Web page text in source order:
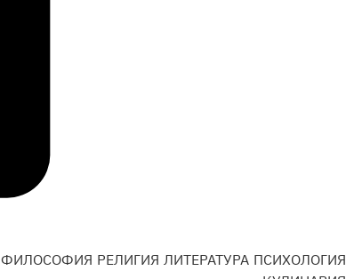
ФИЛОСОФИЯ РЕЛИГИЯ ЛИТЕРАТУРА ПСИХОЛОГИЯ